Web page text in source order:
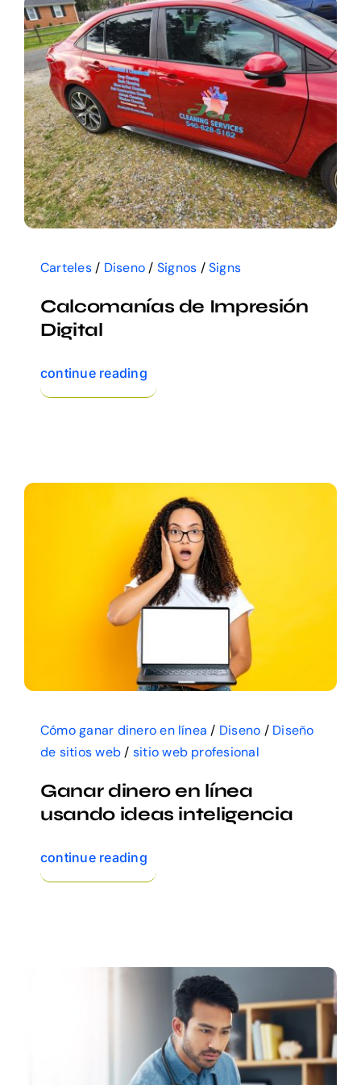
Memberships
Carteles/ Diseno / Signos /Signs
Calcomanías de Impresión
Digital
continue reading
Cómo ganar dinero en línea / Diseno / Diseño
de sitios web / sitio web profesional
Ganar dinero en línea
usando ideas inteligencia
continue reading